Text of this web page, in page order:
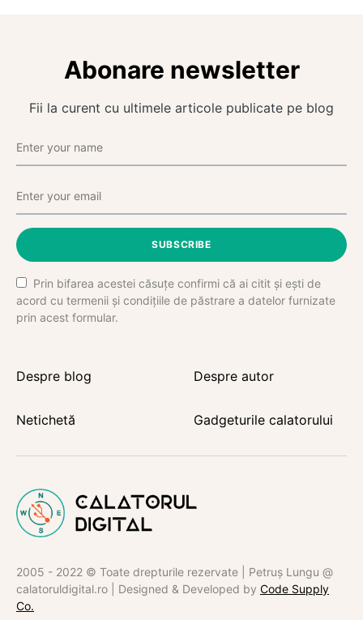
Abonare newsletter
Fii la curent cu ultimele articole publicate pe blog
SUBSCRIBE
Prin bifarea acestei căsuțe confirmi că ai citit și ești de
acord cu termenii și condițiile de păstrare a datelor furnizate
prin acest formular.
Despre blog Despre autor
Netichetă Gadgeturile calatorului
2005 - 2022 © Toate drepturile rezervate | Petruș Lungu @
calatoruldigital.ro | Designed & Developed by Code Supply
Co.